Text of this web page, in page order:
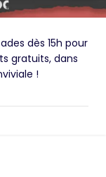
dès 15h pour
gratuits, dans
!